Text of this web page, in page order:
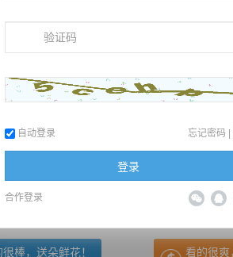
着林枫，道。
（← 快捷键 上一章 回目录 下一章 快捷
很棒，送朵鲜花！ 看的很爽
自动登录 忘记密码 |
登录
合作登录